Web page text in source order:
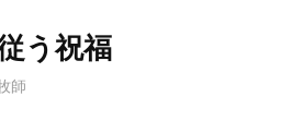
う祝福
師